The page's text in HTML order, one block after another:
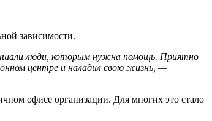
зависимости.
люди, которым нужна помощь. Приятно
центре и наладил свою жизнь, —
офисе организации. Для многих это стало